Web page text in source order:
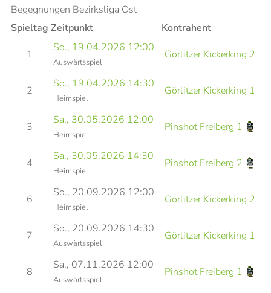
Begegnungen Bezirksliga Ost
Spieltag Zeitpunkt
Kontrahent
1
So., 19.04.2026 12:00
Auswärtsspiel
Görlitzer Kickerking 2
2
So., 19.04.2026 14:30
Heimspiel
Görlitzer Kickerking 1
3
Sa., 30.05.2026 12:00
Heimspiel
Pinshot Freiberg 1
4
Sa., 30.05.2026 14:30
Heimspiel
Pinshot Freiberg 2
6
So., 20.09.2026 12:00
Heimspiel
Görlitzer Kickerking 2
7
So., 20.09.2026 14:30
Auswärtsspiel
Görlitzer Kickerking 1
8
Sa., 07.11.2026 12:00
Auswärtsspiel
Pinshot Freiberg 1